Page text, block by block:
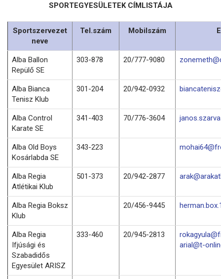
SPORTEGYESÜLETEK CÍMLISTÁJA
Sportszervezet
neve
Tel.szám Mobilszám
Alba Ballon
Repülő SE
303-878 20/777-9080
Alba Bianca
Tenisz Klub
301-204 20/942-0932
Alba Control
Karate SE
341-403 70/776-3604
Alba Old Boys
Kosárlabda SE
343-223
Alba Regia
Atlétikai Klub
501-373 20/942-2877
Alba Regia Boksz
Klub
20/456-9445
Alba Regia
Ifjúsági és
Szabadidős
Egyesület ARISZ
333-460 20/945-2813
arial@t-